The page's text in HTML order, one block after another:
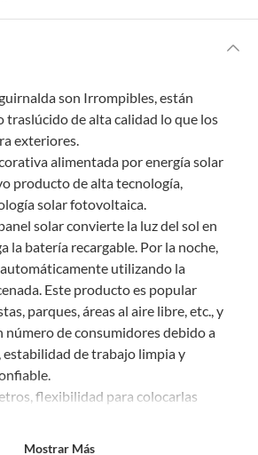
hay ciertas categorías que no tienen este
su naturaleza, no puedan ser devueltos,
caducar con rapidez.
días desde que recibes el producto. Debe
con todas sus etiquetas y sin uso, tal como te lo
se entregan a través de una descarga
cupones de experiencia o programas
confeccionados a medida.
informados como imperfectos, usados,
segunda selección, remanufacturados o
son Irrompibles, están
traslúcido de alta calidad lo que los
exteriores.
alimentada por energía solar
producto de alta tecnología,
solar fotovoltaica.
solar convierte la luz del sol en
la batería recargable. Por la noche,
automáticamente utilizando la
Este producto es popular
parques, áreas al aire libre, etc., y
número de consumidores debido a
estabilidad de trabajo limpia y
flexibilidad para colocarlas
Mostrar Más